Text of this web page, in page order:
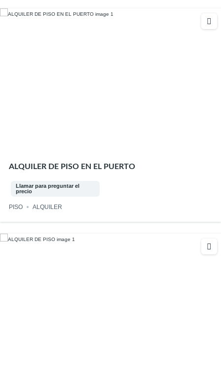
ALQUILER DE PISO EN EL PUERTO
Llamar para preguntar el
precio
PISO ALQUILER